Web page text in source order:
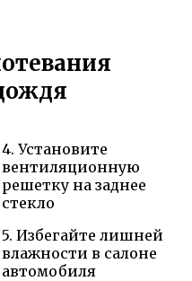
4. Установите
вентиляционную
решетку на заднее
стекло
5. Избегайте лишней
влажности в салоне
автомобиля